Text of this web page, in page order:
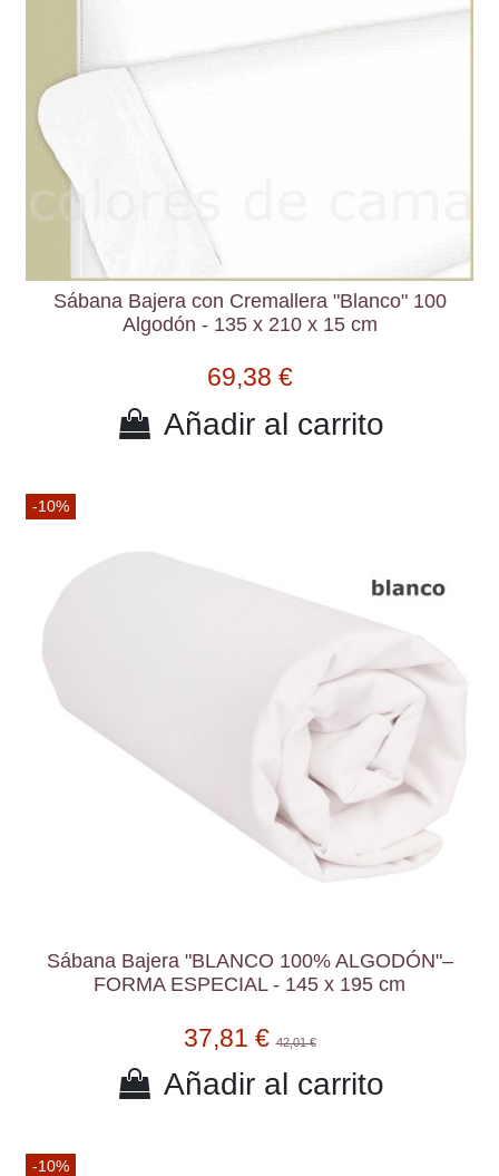
Sábana Bajera con Cremallera "Blanco" 100
Algodón - 135 x 210 x 15 cm
69,38 €
Añadir al carrito
-10%
Sábana Bajera "BLANCO 100% ALGODÓN"–
FORMA ESPECIAL - 145 x 195 cm
37,81 €42,01 €
Añadir al carrito
-10%